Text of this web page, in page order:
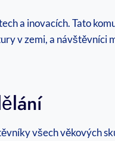
a inovacích. Tato
v zemi, a návštěvníci
všech věkových